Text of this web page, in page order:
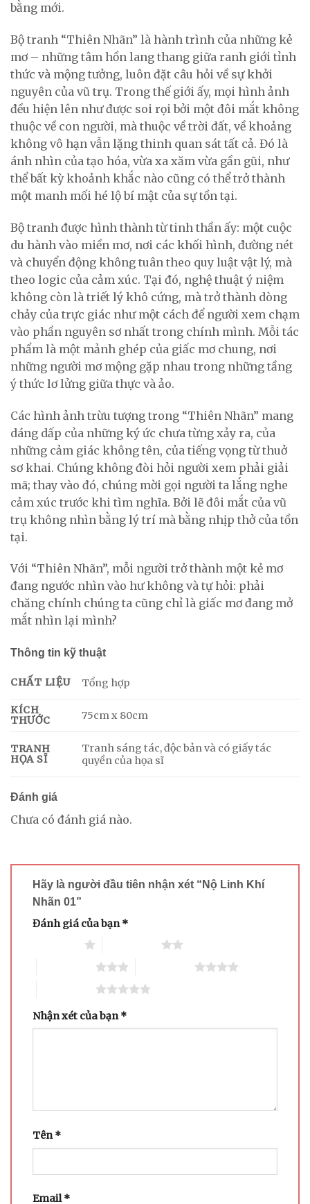
bằng mới.
Bộ tranh “Thiên Nhãn” là hành trình của những kẻ
mơ – những tâm hồn lang thang giữa ranh giới tỉnh
thức và mộng tưởng, luôn đặt câu hỏi về sự khởi
nguyên của vũ trụ. Trong thế giới ấy, mọi hình ảnh
đều hiện lên như được soi rọi bởi một đôi mắt không
thuộc về con người, mà thuộc về trời đất, về khoảng
không vô hạn vẫn lặng thinh quan sát tất cả. Đó là
ánh nhìn của tạo hóa, vừa xa xăm vừa gần gũi, như
thể bất kỳ khoảnh khắc nào cũng có thể trở thành
một manh mối hé lộ bí mật của sự tồn tại.
Bộ tranh được hình thành từ tinh thần ấy: một cuộc
du hành vào miền mơ, nơi các khối hình, đường nét
và chuyển động không tuân theo quy luật vật lý, mà
theo logic của cảm xúc. Tại đó, nghệ thuật ý niệm
không còn là triết lý khô cứng, mà trở thành dòng
chảy của trực giác như một cách để người xem chạm
vào phần nguyên sơ nhất trong chính mình. Mỗi tác
phẩm là một mảnh ghép của giấc mơ chung, nơi
những người mơ mộng gặp nhau trong những tầng
ý thức lơ lửng giữa thực và ảo.
Các hình ảnh trừu tượng trong “Thiên Nhãn” mang
dáng dấp của những ký ức chưa từng xảy ra, của
những cảm giác không tên, của tiếng vọng từ thuở
sơ khai. Chúng không đòi hỏi người xem phải giải
mã; thay vào đó, chúng mời gọi người ta lắng nghe
cảm xúc trước khi tìm nghĩa. Bởi lẽ đôi mắt của vũ
trụ không nhìn bằng lý trí mà bằng nhịp thở của tồn
tại.
Với “Thiên Nhãn”, mỗi người trở thành một kẻ mơ
đang ngước nhìn vào hư không và tự hỏi: phải
chăng chính chúng ta cũng chỉ là giấc mơ đang mở
mắt nhìn lại mình?
Thông tin kỹ thuật
CHẤT LIỆU Tổng hợp
KÍCH
THƯỚC
75cm x 80cm
TRANH
HỌA SĨ
Tranh sáng tác, độc bản và có giấy tác
quyền của họa sĩ
Đánh giá
Chưa có đánh giá nào.
Hãy là người đầu tiên nhận xét “Nộ Linh Khí
Nhãn 01”
Đánh giá của bạn*
Nhận xét của bạn*
Tên*
Email*